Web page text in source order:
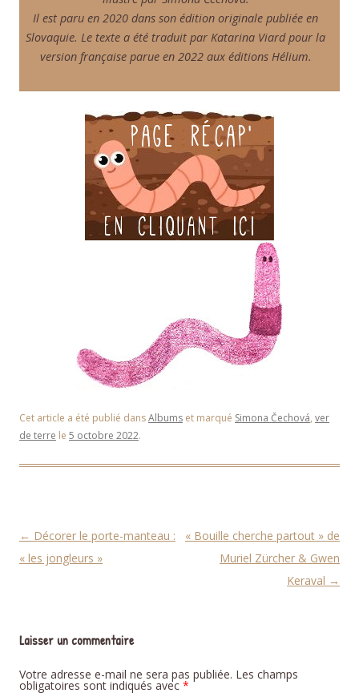
Il est paru en 2020 dans son édition originale publiée en
Slovaquie. Le texte a été traduit par Katarina Viard pour la
version française parue en 2022 aux éditions Hélium.
Cet article a été publié dansAlbums et marqué Simona Čechová, ver
de terre le 5 octobre 2022.
Navigation des articles
← Décorer le porte-manteau :
« les jongleurs »
« Bouille cherche partout » de
Muriel Zürcher & Gwen
Keraval →
Laisser un commentaire
Votre adresse e-mail ne sera pas publiée. Les champs
obligatoires sont indiqués avec *